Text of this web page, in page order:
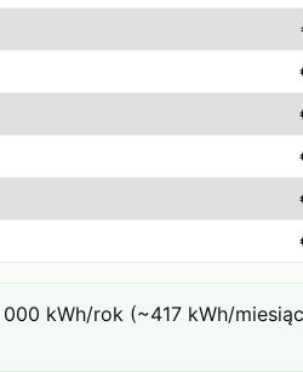
kWh/rok (~417 kWh/